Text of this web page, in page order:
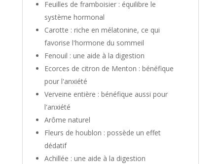
Feuilles de framboisier : équilibre le
système hormonal
Carotte : riche en mélatonine, ce qui
favorise l'hormone du sommeil
Fenouil : une aide à la digestion
Ecorces de citron de Menton : bénéfique
pour l'anxiété
Verveine entière : bénéfique aussi pour
l'anxiété
Arôme naturel
Fleurs de houblon : possède un effet
dédatif
Achillée : une aide à la digestion